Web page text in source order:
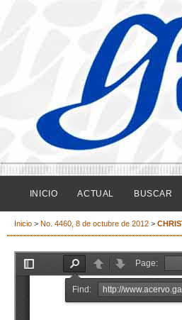
INICIO ACTUAL BUSCAR
Inicio > No. 4460, 8 de octubre de 2012 >